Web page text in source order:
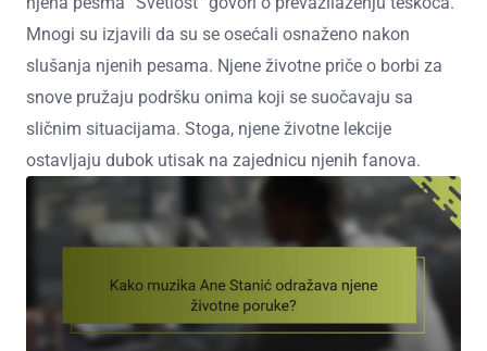
Mnogi su izjavili da su se osećali osnaženo nakon
slušanja njenih pesama. Njene životne priče o borbi za
snove pružaju podršku onima koji se suočavaju sa
sličnim situacijama. Stoga, njene životne lekcije
ostavljaju dubok utisak na zajednicu njenih fanova.